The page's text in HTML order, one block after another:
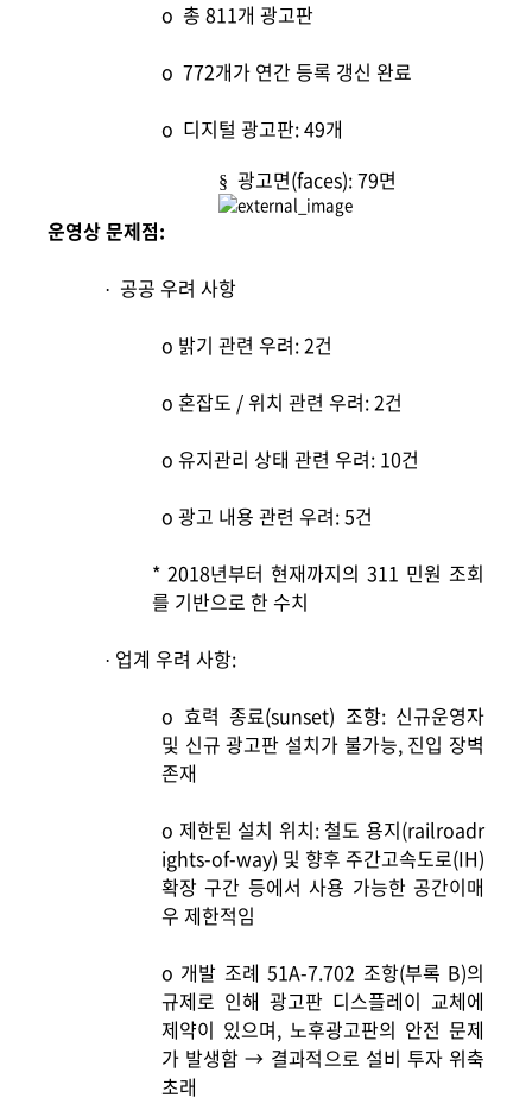
o 총 811개 광고판
o 772개가 연간 등록 갱신 완료
o 디지털 광고판: 49개
§ 광고면(faces): 79면
운영상 문제점:
· 공공 우려 사항
o 밝기 관련 우려: 2건
o 혼잡도 / 위치 관련 우려: 2건
o 유지관리 상태 관련 우려: 10건
o 광고 내용 관련 우려: 5건
* 2018년부터 현재까지의 311 민원 조회
를 기반으로 한 수치
· 업계 우려 사항:
o 효력 종료(sunset) 조항: 신규운영자
및 신규 광고판 설치가 불가능, 진입 장벽
존재
o 제한된 설치 위치: 철도 용지(railroadr
ights-of-way) 및 향후 주간고속도로(IH)
확장 구간 등에서 사용 가능한 공간이매
우 제한적임
o 개발 조례 51A-7.702 조항(부록 B)의
규제로 인해 광고판 디스플레이 교체에
제약이 있으며, 노후광고판의 안전 문제
가 발생함 → 결과적으로 설비 투자 위축
초래